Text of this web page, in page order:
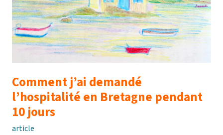
Comment j’ai demandé
l’hospitalité en Bretagne pendant
10 jours
article